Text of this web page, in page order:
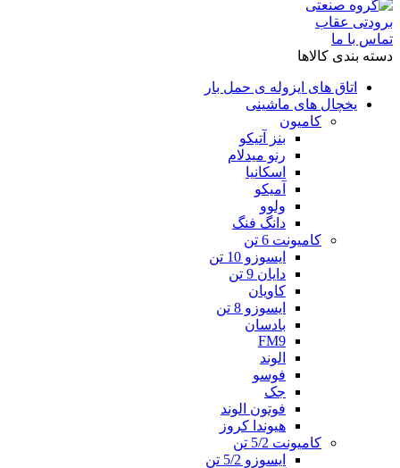
تماس با ما
دسته بندی کالاها
اتاق های ایزوله ی حمل بار
یخچال های ماشینی
کامیون
بنز آتیکو
رنو میدلام
اسکانیا
آمیکو
ولوو
دانگ فنگ
کامیونت 6 تن
ایسوزو 10 تن
دایان 9 تن
کاویان
ایسوزو 8 تن
بادسان
FM9
الوند
فوسو
جک
فوتون الوند
هیوندا کروز
کامیونت 5/2 تن
ایسوزو 5/2 تن